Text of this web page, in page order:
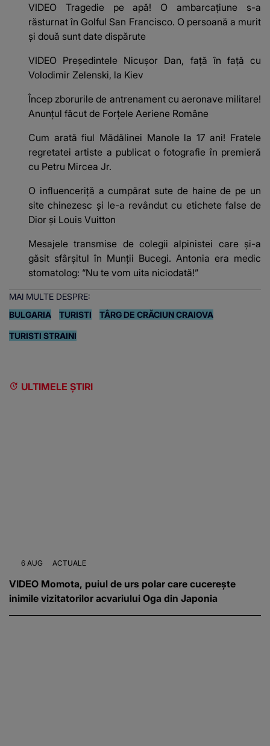
VIDEO Tragedie pe apă! O ambarcaţiune s-a
răsturnat în Golful San Francisco. O persoană a murit
şi două sunt date dispărute
VIDEO Președintele Nicușor Dan, față în față cu
Volodimir Zelenski, la Kiev
Încep zborurile de antrenament cu aeronave militare!
Anunțul făcut de Forțele Aeriene Române
Cum arată fiul Mădălinei Manole la 17 ani! Fratele
regretatei artiste a publicat o fotografie în premieră
cu Petru Mircea Jr.
O influenceriță a cumpărat sute de haine de pe un
site chinezesc și le-a revândut cu etichete false de
Dior și Louis Vuitton
Mesajele transmise de colegii alpinistei care și-a
găsit sfârșitul în Munții Bucegi. Antonia era medic
stomatolog: “Nu te vom uita niciodată!”
MAI MULTE DESPRE:
BULGARIA
TURISTI TÂRG DE CRĂCIUN CRAIOVA
TURISTI STRAINI
ULTIMELE ȘTIRI
6 AUG ACTUALE
VIDEO Momota, puiul de urs polar care cucerește
inimile vizitatorilor acvariului Oga din Japonia